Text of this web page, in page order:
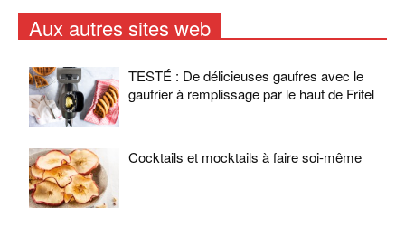
Aux autres sites web
TESTÉ : De délicieuses gaufres avec le
gaufrier à remplissage par le haut de Fritel
Cocktails et mocktails à faire soi-même